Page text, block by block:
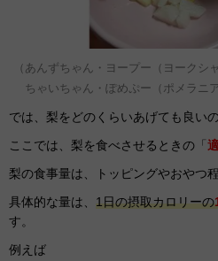
（あんずちゃん・ヨープー（ヨークシ
ちゃいちゃん・ぽめぷー（ポメラニ
では、梨をどのくらいあげても良い
ここでは、梨を食べさせるときの「
梨の食事量は、トッピングやおやつ
具体的な量は、 1日の摂取カロリーの
す。
例えば